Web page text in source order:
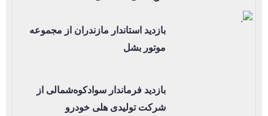
بازدید استاندار مازندران از مجموعه
موتور بشل
بازدید فرماندار سوادکوه‌شمالی از
شرکت تولیدی هلی خودرو